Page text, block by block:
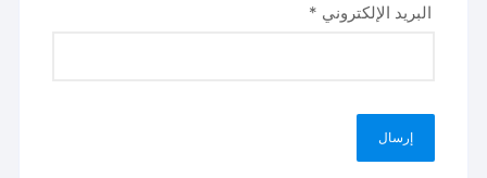
البريد الإلكتروني *